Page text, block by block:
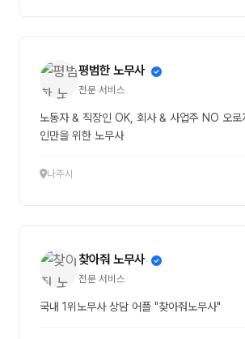
평범한 노무사
전문 서비스
노동자 & 직장인 OK, 회사 & 사업주 NO 오로
인만을 위한 노무사
나주시
찾아줘 노무사
전문 서비스
국내 1위노무사 상담 어플 "찾아줘노무사"